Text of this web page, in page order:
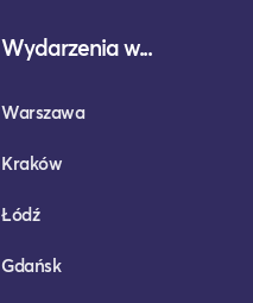
Wydarzenia w...
Warszawa
Kraków
Łódź
Gdańsk